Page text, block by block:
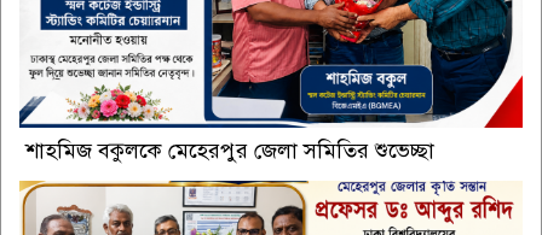
শাহমিজ বকুলকে মেহেরপুর জেলা সমিতির শুভেচ্ছা